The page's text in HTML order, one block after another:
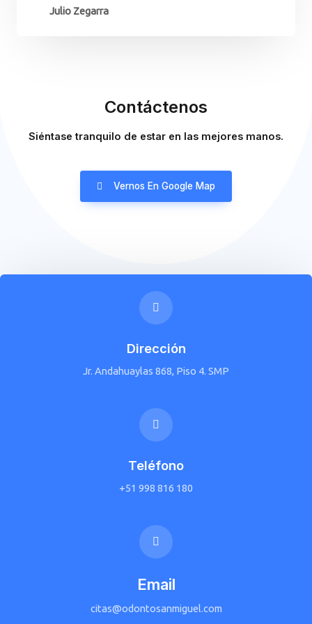
Julio Zegarra
Contáctenos
Siéntase tranquilo de estar en las mejores manos.
Vernos En Google Map
Dirección
Jr. Andahuaylas 868, Piso 4. SMP
Teléfono
+51 998 816 180
Email
citas@odontosanmiguel.com